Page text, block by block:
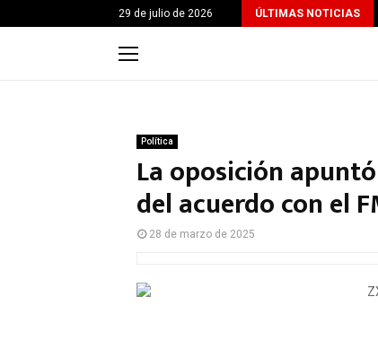
29 de julio de 2026 ÚLTIMAS NOTICIAS
Política
La oposición
del acuerdo con el
28 de marzo de 2025